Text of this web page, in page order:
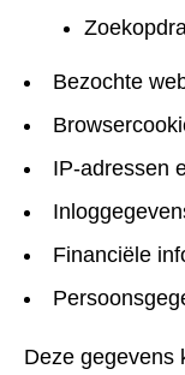
Bezochte
IP-adressen
Financiële
Deze gegevens